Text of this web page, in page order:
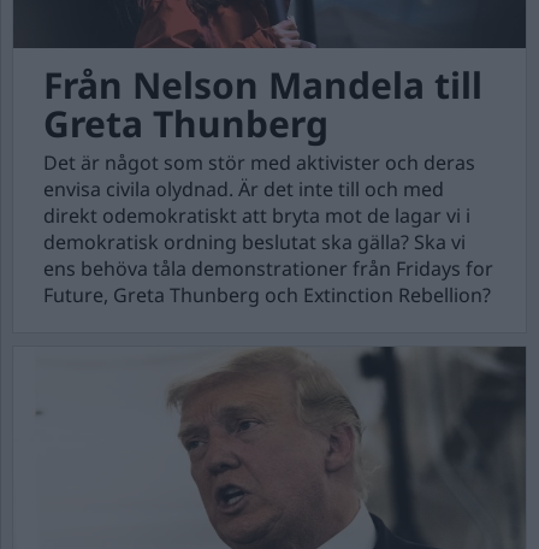
Från Nelson Mandela till
Greta Thunberg
Det är något som stör med aktivister och deras
envisa civila olydnad. Är det inte till och med
direkt odemokratiskt att bryta mot de lagar vi i
demokratisk ordning beslutat ska gälla? Ska vi
ens behöva tåla demonstrationer från Fridays for
Future, Greta Thunberg och Extinction Rebellion?